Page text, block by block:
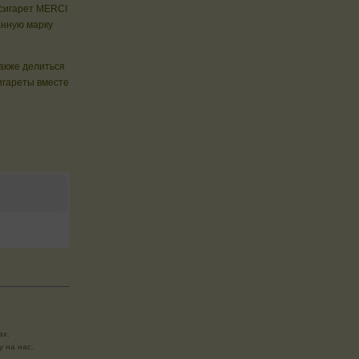
MERCI
марку
делиться
вместе
на нас.